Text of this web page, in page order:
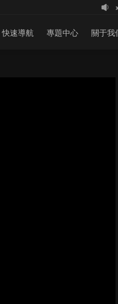
快速導航 專題中心 關于我